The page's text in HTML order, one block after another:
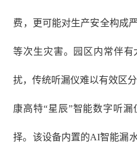
费，更可能对生产安全构成
等次生灾害。园区内常伴
扰，传统听漏仪难以有效区
康高特“星辰”智能数字听
择。该设备内置的AI智能漏